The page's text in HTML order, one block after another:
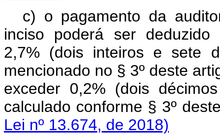
c) o pagamento da
inciso poderá ser deduzido
2,7% (dois inteiros e sete
mencionado no § 3º deste
exceder 0,2% (dois
calculado conforme §
Lei nº 13.674, de 2018)